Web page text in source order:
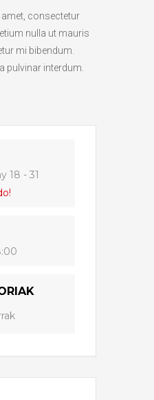
amet, consectetur
nulla ut mauris
mi bibendum.
pulvinar interdum.
18 - 31